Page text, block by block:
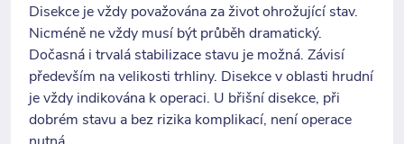
Disekce je vždy považována za život ohrožující stav.
Nicméně ne vždy musí být průběh dramatický.
Dočasná i trvalá stabilizace stavu je možná. Závisí
především na velikosti trhliny. Disekce v oblasti hrudní
je vždy indikována k operaci. U břišní disekce, při
dobrém stavu a bez rizika komplikací, není operace